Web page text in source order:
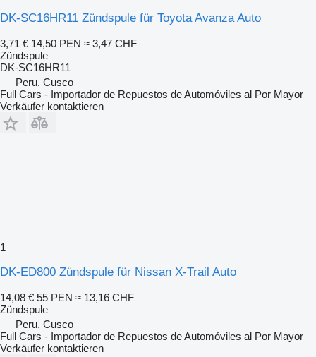
DK-SC16HR11 Zündspule für Toyota Avanza Auto
3,71 € 14,50 PEN ≈ 3,47 CHF
Zündspule
DK-SC16HR11
Peru, Cusco
Full Cars - Importador de Repuestos de Automóviles al Por Mayor
Verkäufer kontaktieren
1
DK-ED800 Zündspule für Nissan X-Trail Auto
14,08 € 55 PEN ≈ 13,16 CHF
Zündspule
Peru, Cusco
Full Cars - Importador de Repuestos de Automóviles al Por Mayor
Verkäufer kontaktieren